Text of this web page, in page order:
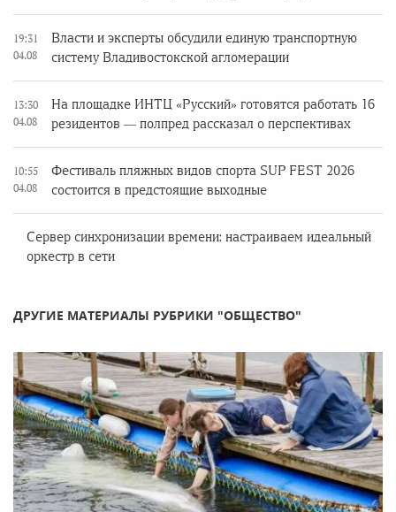
19:31
04.08
Власти и эксперты обсудили единую транспортную
систему Владивостокской агломерации
13:30
04.08
На площадке ИНТЦ «Русский» готовятся работать 16
резидентов — полпред рассказал о перспективах
10:55
04.08
Фестиваль пляжных видов спорта SUP FEST 2026
состоится в предстоящие выходные
Сервер синхронизации времени: настраиваем идеальный
оркестр в сети
ДРУГИЕ МАТЕРИАЛЫ РУБРИКИ "ОБЩЕСТВО"